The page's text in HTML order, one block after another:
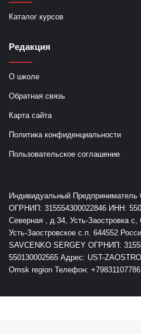
Каталог курсов
Редакция
О школе
Обратная связь
Карта сайта
Политика конфиденциальности
Пользовательское соглашение
Индивидуальный Предприниматель
ОГРНИП: 315554300022846 ИНН:
Северная , д.34, Усть-Заостровка
Усть-Заостровское с.п. 644552
SAVCENKO SERGEY ОГРНИП:
550130002565 Адрес: UST-
Omsk region Телефон: +79831107786